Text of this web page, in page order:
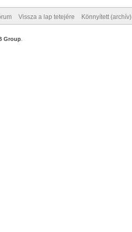
Vissza a lap tetejére Könnyített
Group